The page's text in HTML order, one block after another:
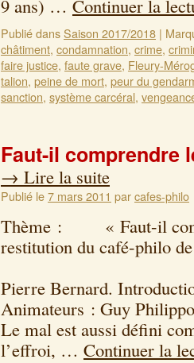
9 ans) … Continuer la
Publié dansSaison 2017/2018 |
châtiment, condamnation, crime,
faire justice, faute grave, Fleury-
talion, peine de mort, peur du
sanction, système carcéral,
Faut-il comprendre
→ Lire la suite
Publié le7 mars 2011 parcafes-philo
Thème : « Faut-il
restitution du café-philo
Pierre Bernard.
Animateurs : Guy
Le mal est aussi défini
l’effroi, … Continuer la